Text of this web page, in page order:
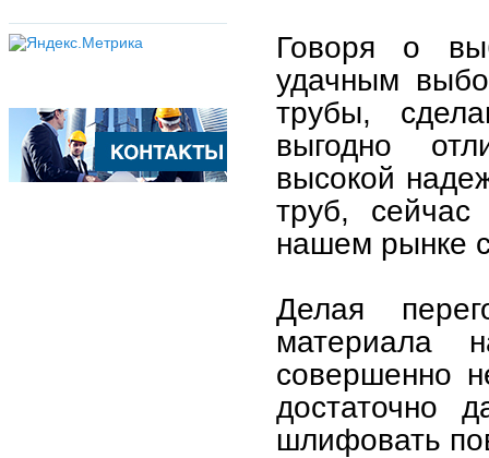
Говоря о
удачным
трубы,
выгодно
высокой
труб, сейчас
нашем рынке
Делая
материала
совершенно
достаточно
шлифовать